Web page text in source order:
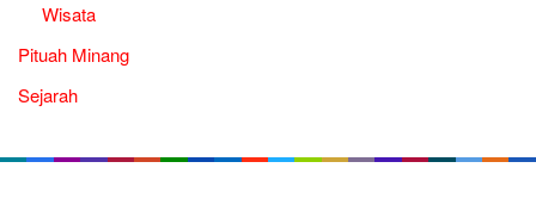
Wisata
Pituah Minang
Sejarah